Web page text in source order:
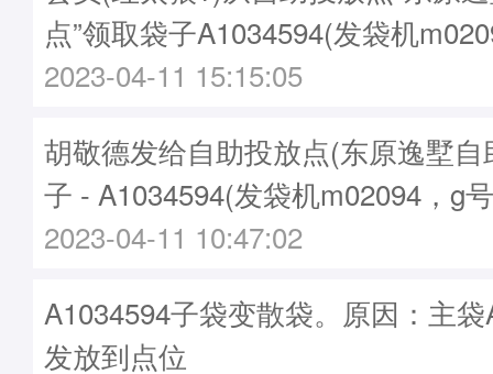
点”领取袋子A1034594(发袋机
2023-04-11 15:15:05
胡敬德发给自助投放点(东原逸墅
子 - A1034594(发袋机m02094，g
2023-04-11 10:47:02
A1034594子袋变散袋。原因：主
发放到点位